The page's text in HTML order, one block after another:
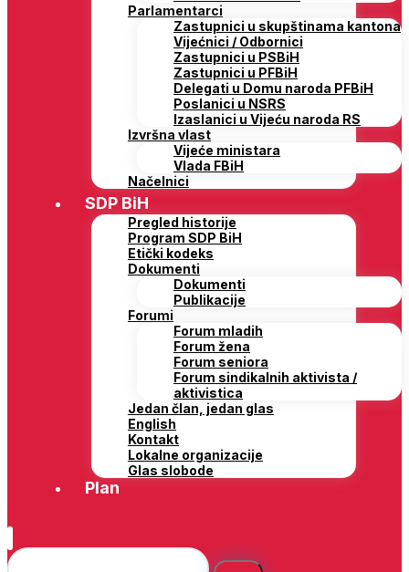
Parlamentarci
Zastupnici u skupštinama kantona
Vijećnici / Odbornici
Zastupnici u PSBiH
Zastupnici u PFBiH
Delegati u Domu naroda PFBiH
Poslanici u NSRS
Izaslanici u Vijeću naroda RS
Izvršna vlast
Vijeće ministara
Vlada FBiH
Načelnici
SDP BiH
Pregled historije
Program SDP BiH
Etički kodeks
Dokumenti
Dokumenti
Publikacije
Forumi
Forum mladih
Forum žena
Forum seniora
Forum sindikalnih aktivista /
aktivistica
Jedan član, jedan glas
English
Kontakt
Lokalne organizacije
Glas slobode
Plan